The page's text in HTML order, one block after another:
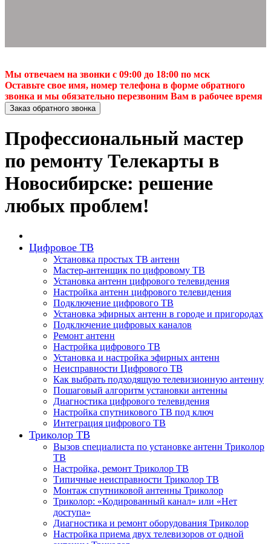
Мы отвечаем на звонки с 09:00 до 18:00 по мск
Оставьте свое имя, номер телефона в форме обратного
звонка и мы обязательно перезвоним Вам в рабочее время
Заказ обратного звонка
Профессиональный мастер
по ремонту Телекарты в
Новосибирске: решение
любых проблем!
Цифровое ТВ
Установка простых ТВ антенн
Мастер-антенщик по цифровому ТВ
Установка антенн цифрового телевидения
Настройка антенн цифрового телевидения
Подключение цифрового ТВ
Установка эфирных антенн в городе и пригородах
Подключение цифровых каналов
Ремонт антенн
Настройка цифрового ТВ
Установка и настройка эфирных антенн
Неисправности Цифрового ТВ
Как выбрать подходящую телевизионную антенну
Пошаговый алгоритм установки антенны
Диагностика цифрового телевидения
Настройка спутникового ТВ под ключ
Интеграция цифрового ТВ
Триколор ТВ
Вызов специалиста по установке антенн Триколор
ТВ
Настройка, ремонт Триколор ТВ
Типичные неисправности Триколор ТВ
Монтаж спутниковой антенны Триколор
Триколор: «Кодированный канал» или «Нет
доступа»
Диагностика и ремонт оборудования Триколор
Настройка приема двух телевизоров от одной